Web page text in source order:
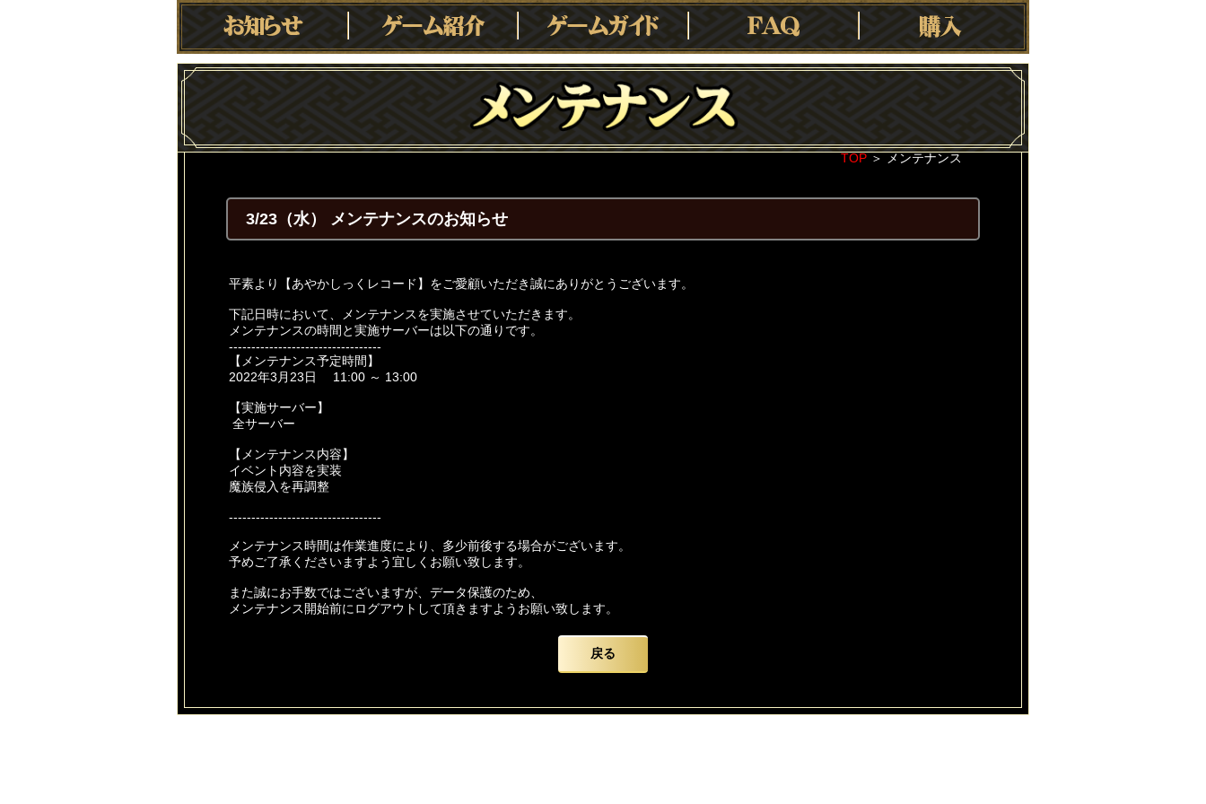
TOP ＞ メンテナンス
3/23（水） メンテナンスのお知らせ
平素より【あやかしっくレコード】をご愛顧いただき誠にありがとうございます。
下記日時において、メンテナンスを実施させていただきます。
メンテナンスの時間と実施サーバーは以下の通りです。
----------------------------------
【メンテナンス予定時間】
2022年3月23日 11:00 ～ 13:00
【実施サーバー】
全サーバー
【メンテナンス内容】
イベント内容を実装
魔族侵入を再調整
----------------------------------
メンテナンス時間は作業進度により、多少前後する場合がございます。
予めご了承くださいますよう宜しくお願い致します。
また誠にお手数ではございますが、データ保護のため、
メンテナンス開始前にログアウトして頂きますようお願い致します。
戻る